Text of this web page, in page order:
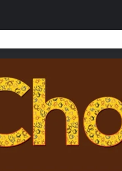
मोर पानी’ अभियान का असर